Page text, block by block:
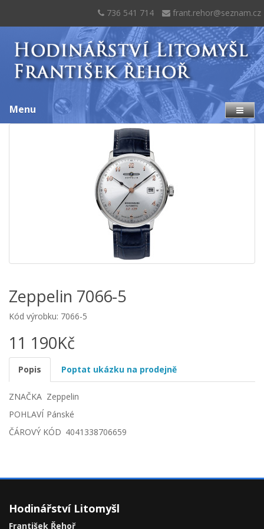
736 541 714 frant.rehor@seznam.cz
Menu
Zeppelin 7066-5
Kód výrobku: 7066-5
11 190Kč
Popis Poptat ukázku na prodejně
ZNAČKA Zeppelin
POHLAVÍ Pánské
ČÁROVÝ KÓD 4041338706659
Hodinářství Litomyšl
František Řehoř